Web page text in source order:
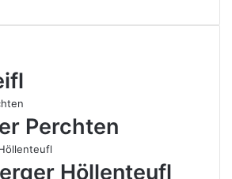
Perchten
Höllenteufl